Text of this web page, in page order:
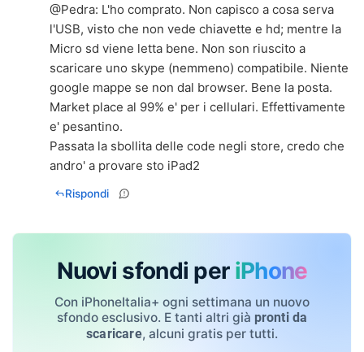
@Pedra: L'ho comprato. Non capisco a cosa serva
l'USB, visto che non vede chiavette e hd; mentre la
Micro sd viene letta bene. Non son riuscito a
scaricare uno skype (nemmeno) compatibile. Niente
google mappe se non dal browser. Bene la posta.
Market place al 99% e' per i cellulari. Effettivamente
e' pesantino.
Passata la sbollita delle code negli store, credo che
andro' a provare sto iPad2
Rispondi
Nuovi sfondi per iPhone
Con iPhoneItalia+ ogni settimana un nuovo
sfondo esclusivo. E tanti altri già pronti da
scaricare, alcuni gratis per tutti.